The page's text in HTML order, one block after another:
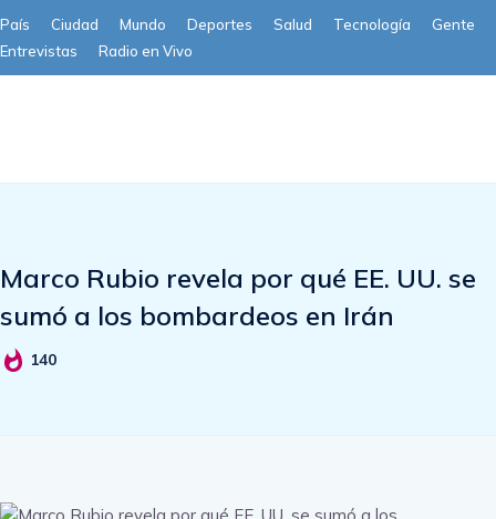
País Ciudad Mundo Deportes Salud Tecnología
Gente
Entrevistas
Radio en Vivo
Marco Rubio revela por qué EE. UU. se
sumó a los bombardeos en Irán
140